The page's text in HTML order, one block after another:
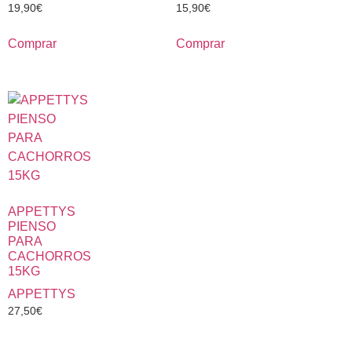
19,90€
Comprar
15,90€
Comprar
APPETTYS
PIENSO
PARA
CACHORROS
15KG
APPETTYS
27,50€